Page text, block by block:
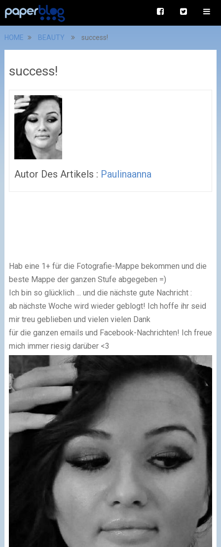
HOME BEAUTY success!
success!
Autor Des Artikels : Paulinaanna
Hab eine 1+ für die Fotografie-Mappe bekommen und die
beste Mappe der ganzen Stufe abgegeben =)
Ich bin so glücklich ... und die nächste gute Nachricht :
ab nächste Woche wird wieder geblogt! Ich hoffe ihr seid
mir treu geblieben und vielen vielen Dank
für die ganzen emails und Facebook-Nachrichten! Ich freue
mich immer riesig darüber <3